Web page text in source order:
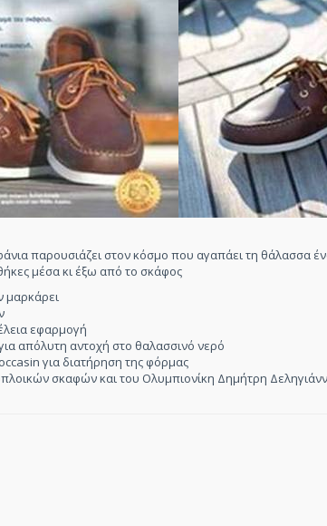
παρουσιάζει στον κόσμο που αγαπάει τη θάλασσα
μέσα κι έξω από το σκάφος
μαρκάρει
εφαρμογή
απόλυτη αντοχή στο θαλασσινό νερό
για διατήρηση της φόρμας
σκαφών και του Ολυμπιονίκη Δημήτρη